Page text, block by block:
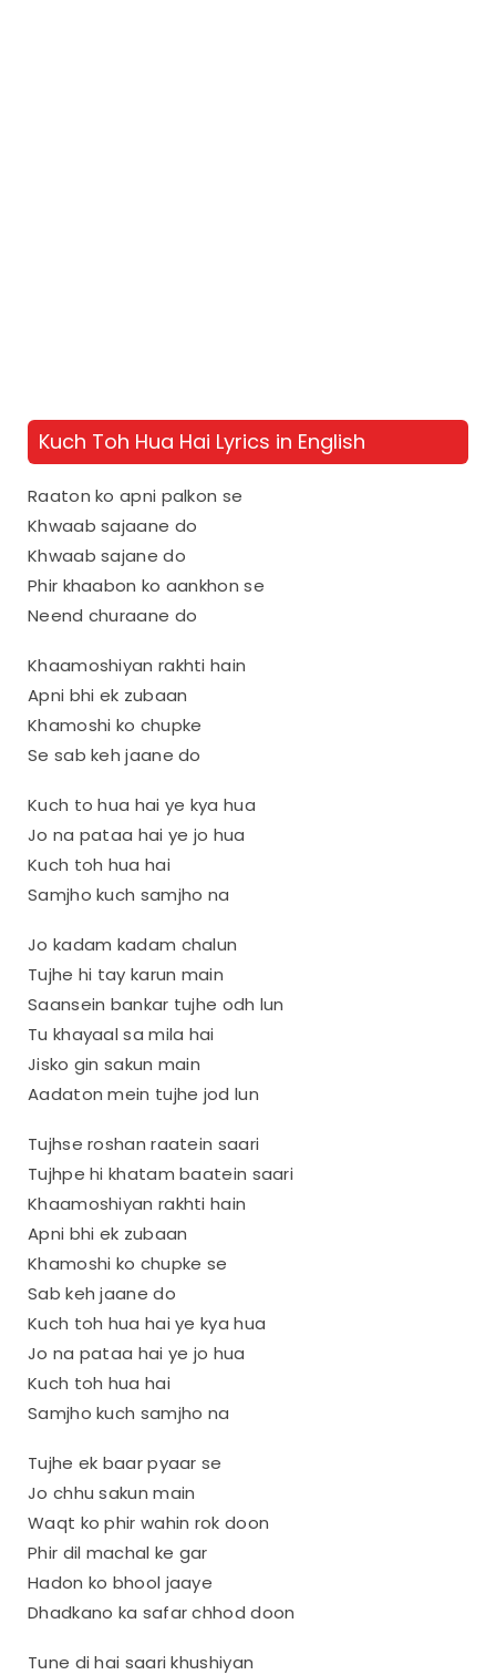
Kuch Toh Hua Hai Lyrics in English
Raaton ko apni palkon se
Khwaab sajaane do
Khwaab sajane do
Phir khaabon ko aankhon se
Neend churaane do
Khaamoshiyan rakhti hain
Apni bhi ek zubaan
Khamoshi ko chupke
Se sab keh jaane do
Kuch to hua hai ye kya hua
Jo na pataa hai ye jo hua
Kuch toh hua hai
Samjho kuch samjho na
Jo kadam kadam chalun
Tujhe hi tay karun main
Saansein bankar tujhe odh lun
Tu khayaal sa mila hai
Jisko gin sakun main
Aadaton mein tujhe jod lun
Tujhse roshan raatein saari
Tujhpe hi khatam baatein saari
Khaamoshiyan rakhti hain
Apni bhi ek zubaan
Khamoshi ko chupke se
Sab keh jaane do
Kuch toh hua hai ye kya hua
Jo na pataa hai ye jo hua
Kuch toh hua hai
Samjho kuch samjho na
Tujhe ek baar pyaar se
Jo chhu sakun main
Waqt ko phir wahin rok doon
Phir dil machal ke gar
Hadon ko bhool jaaye
Dhadkano ka safar chhod doon
Tune di hai saari khushiyan